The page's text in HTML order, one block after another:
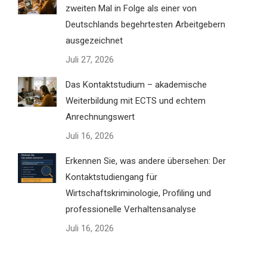
zweiten Mal in Folge als einer von
Deutschlands begehrtesten Arbeitgebern
ausgezeichnet
Juli 27, 2026
Das Kontaktstudium – akademische
Weiterbildung mit ECTS und echtem
Anrechnungswert
Juli 16, 2026
Erkennen Sie, was andere übersehen: Der
Kontaktstudiengang für
Wirtschaftskriminologie, Profiling und
professionelle Verhaltensanalyse
Juli 16, 2026